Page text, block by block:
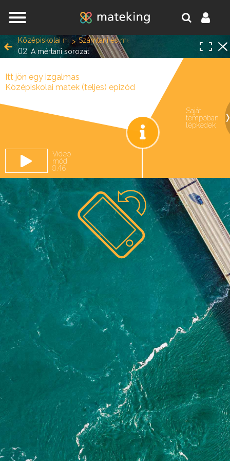
Középiskolai matek (teljes)Számtani és mértani sorozatok
A mértani sorozat
02
Itt jön egy izgalmas
Középiskolai matek (teljes) epizód
Videó
mód
8:46
Saját
tempóban
lépkedek